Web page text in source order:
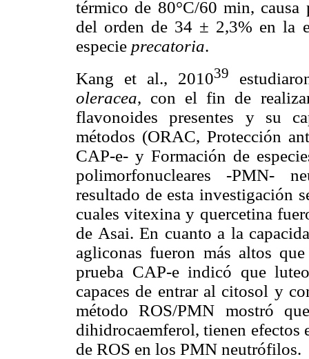
térmico de 80°C/60 min,
del orden de 34 ± 2,3% en la
especie precatoria.
Kang et al., 201039
oleracea, con el fin de
flavonoides presentes y su
métodos (ORAC, Protección
CAP-e- y Formación de
polimorfonucleares -PMN-
resultado de esta investigación
cuales vitexina y quercetina
de Asai. En cuanto a la
agliconas fueron más altos
prueba CAP-e indicó que
capaces de entrar al citosol y
método ROS/PMN mostró
dihidrocaemferol, tienen
de ROS en los PMN neutrófilos.